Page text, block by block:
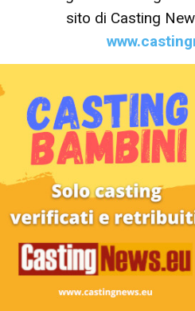
sito di Casting